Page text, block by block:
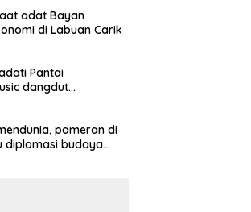
adat Bayan
di Labuan Carik
Pantai
dangdut
pameran di
diplomasi budaya